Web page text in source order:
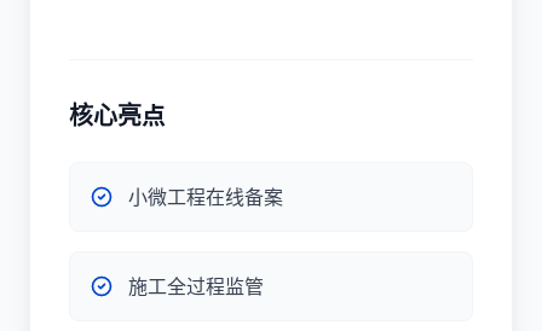
核心亮点
小微工程在线备案
施工全过程监管